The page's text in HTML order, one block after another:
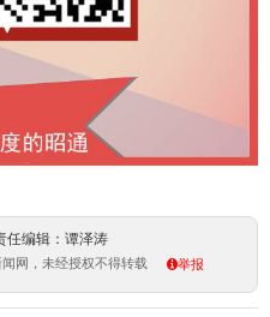
编辑：谭泽涛
网，未经授权不得转载 举报